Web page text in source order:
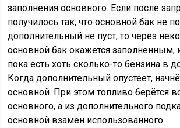
заполнения основного. Если после
получилось так, что основной бак не
дополнительный не пуст, то через
основной бак окажется заполненным,
пока есть хоть сколько-то бензина в
Когда дополнительный опустеет,
основной. При этом топливо берётся
основного, а из дополнительного
основной взамен использованного.